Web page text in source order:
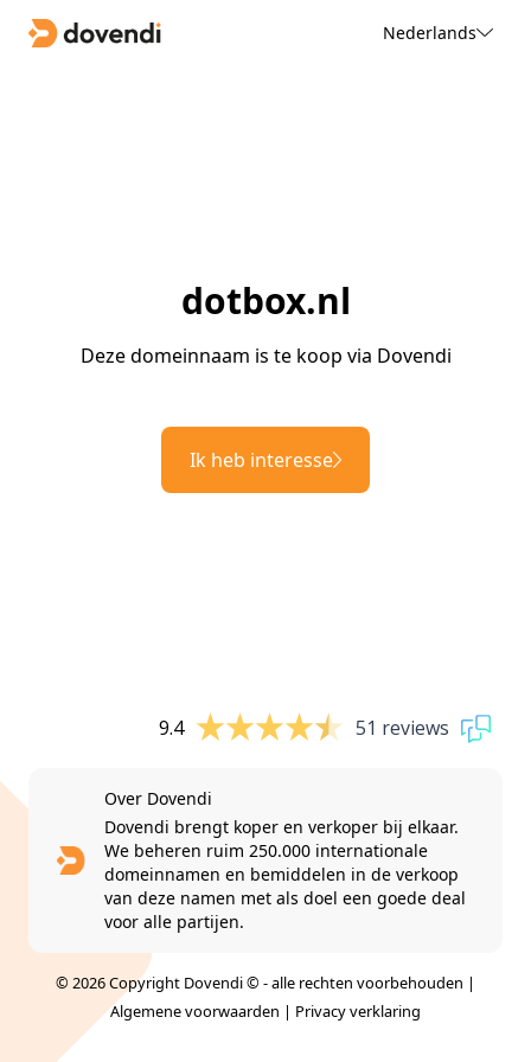
Nederlands
dotbox.nl
Deze domeinnaam is te koop via Dovendi
Ik heb interesse
9.4 51 reviews
Over Dovendi
Dovendi brengt koper en verkoper bij elkaar.
We beheren ruim 250.000 internationale
domeinnamen en bemiddelen in de verkoop
van deze namen met als doel een goede deal
voor alle partijen.
© 2026 Copyright Dovendi © - alle rechten voorbehouden |
Algemene voorwaarden | Privacy verklaring